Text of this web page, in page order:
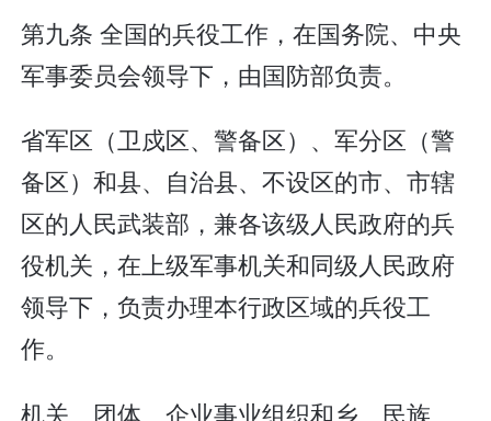
第九条 全国的兵役工作，在国务院、中央
军事委员会领导下，由国防部负责。
省军区（卫戍区、警备区）、军分区（警
备区）和县、自治县、不设区的市、市辖
区的人民武装部，兼各该级人民政府的兵
役机关，在上级军事机关和同级人民政府
领导下，负责办理本行政区域的兵役工
作。
机关、团体、企业事业组织和乡、民族